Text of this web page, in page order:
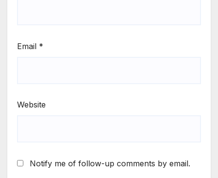
Email *
Website
Notify me of follow-up comments by email.